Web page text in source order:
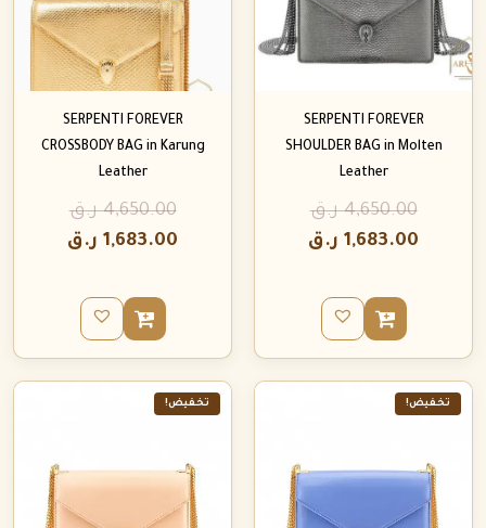
SERPENTI FOREVER
SHOULDER BAG in Molten
Leather
4,650.00 ر.ق
1,683.00 ر.ق
SERPENTI FOREVER
CROSSBODY BAG in Karung
Leather
4,650.00 ر.ق
1,683.00 ر.ق
تخفيض! تخفيض!